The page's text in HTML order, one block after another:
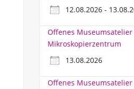
12.08.2026 -
Offenes Museumsatelier
Mikroskopierzentrum
13.08.2026
Offenes Museumsatelier